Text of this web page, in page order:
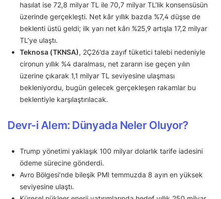
hasılat ise 72,8 milyar TL ile 70,7 milyar TL’lik konsensüsün
üzerinde gerçekleşti. Net kâr yıllık bazda %7,4 düşse de
beklenti üstü geldi; ilk yarı net kârı %25,9 artışla 17,2 milyar
TL’ye ulaştı.
Teknosa (TKNSA), 2Ç26’da zayıf tüketici talebi nedeniyle
cironun yıllık %4 daralması, net zararın ise geçen yılın
üzerine çıkarak 1,1 milyar TL seviyesine ulaşması
bekleniyordu, bugün gelecek gerçekleşen rakamlar bu
beklentiyle karşılaştırılacak.
Devr-i Alem: Dünyada Neler Oluyor?
Trump yönetimi yaklaşık 100 milyar dolarlık tarife iadesini
ödeme sürecine gönderdi.
Avro Bölgesi’nde bileşik PMI temmuzda 8 ayın en yüksek
seviyesine ulaştı.